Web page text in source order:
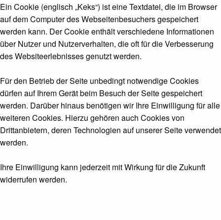
Ein Cookie (englisch „Keks“) ist eine Textdatei, die im Browser
auf dem Computer des Webseitenbesuchers gespeichert
werden kann. Der Cookie enthält verschiedene Informationen
über Nutzer und Nutzerverhalten, die oft für die Verbesserung
des Websiteerlebnisses genutzt werden.
Für den Betrieb der Seite unbedingt notwendige Cookies
dürfen auf Ihrem Gerät beim Besuch der Seite gespeichert
werden. Darüber hinaus benötigen wir Ihre Einwilligung für alle
weiteren Cookies. Hierzu gehören auch Cookies von
Drittanbietern, deren Technologien auf unserer Seite verwendet
werden.
Ihre Einwilligung kann jederzeit mit Wirkung für die Zukunft
widerrufen werden.